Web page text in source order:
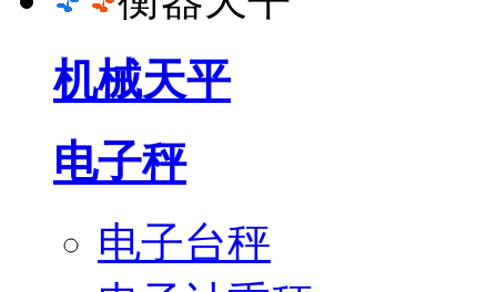
机械天平
电子秤
电子台秤